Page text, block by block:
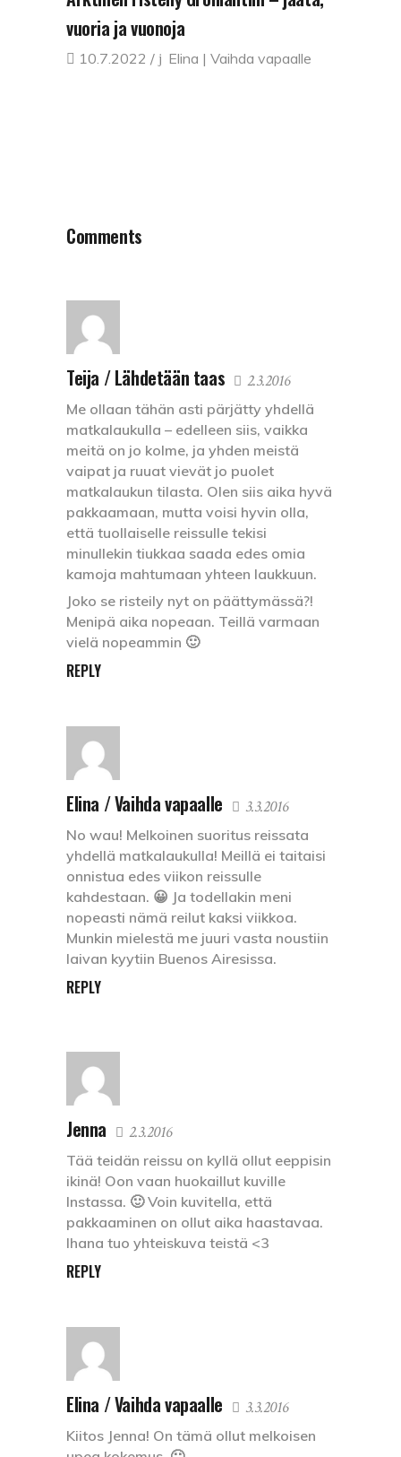
vuoria ja vuonoja
10.7.2022 Elina | Vaihda vapaalle
Comments
Teija / Lähdetään taas 2.3.2016
Me ollaan tähän asti pärjätty yhdellä
matkalaukulla – edelleen siis, vaikka
meitä on jo kolme, ja yhden meistä
vaipat ja ruuat vievät jo puolet
matkalaukun tilasta. Olen siis aika hyvä
pakkaamaan, mutta voisi hyvin olla,
että tuollaiselle reissulle tekisi
minullekin tiukkaa saada edes omia
kamoja mahtumaan yhteen laukkuun.
Joko se risteily nyt on päättymässä?!
Menipä aika nopeaan. Teillä varmaan
vielä nopeammin 🙂
REPLY
Elina / Vaihda vapaalle 3.3.2016
No wau! Melkoinen suoritus reissata
yhdellä matkalaukulla! Meillä ei taitaisi
onnistua edes viikon reissulle
kahdestaan. 😀 Ja todellakin meni
nopeasti nämä reilut kaksi viikkoa.
Munkin mielestä me juuri vasta noustiin
laivan kyytiin Buenos Airesissa.
REPLY
Jenna 2.3.2016
Tää teidän reissu on kyllä ollut eeppisin
ikinä! Oon vaan huokaillut kuville
Instassa. 🙂 Voin kuvitella, että
pakkaaminen on ollut aika haastavaa.
Ihana tuo yhteiskuva teistä <3
REPLY
Elina / Vaihda vapaalle 3.3.2016
Kiitos Jenna! On tämä ollut melkoisen